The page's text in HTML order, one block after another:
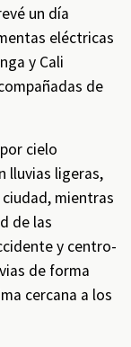
un día
eléctricas
y Cali
de
cielo
lluvias ligeras,
mientras
de las
y centro-
de forma
cercana a los